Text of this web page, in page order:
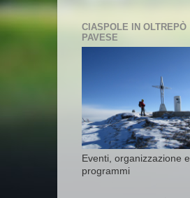
CIASPOLE IN OLTREPÒ
PAVESE
Eventi, organizzazione e
programmi